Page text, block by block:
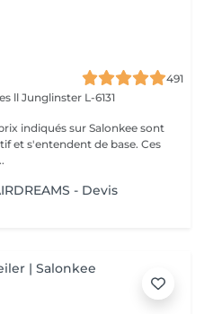
491
ll Junglinster L-6131
indiqués sur Salonkee sont
et s'entendent de base. Ces
- Devis